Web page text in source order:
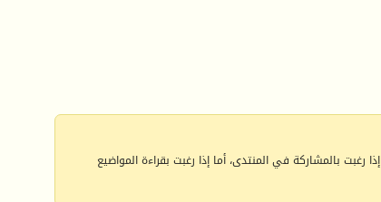
إذا رغبت بالمشاركة في المنتدى، أما إذا رغبت بقراءة المواضيع